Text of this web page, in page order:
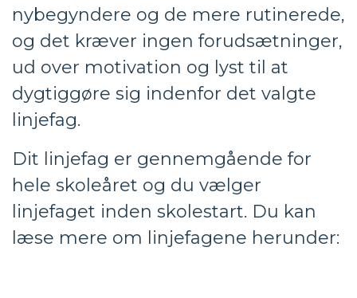
nybegyndere og de mere rutinerede,
og det kræver ingen forudsætninger,
ud over motivation og lyst til at
dygtiggøre sig indenfor det valgte
linjefag.
Dit linjefag er gennemgående for
hele skoleåret og du vælger
linjefaget inden skolestart. Du kan
læse mere om linjefagene herunder: